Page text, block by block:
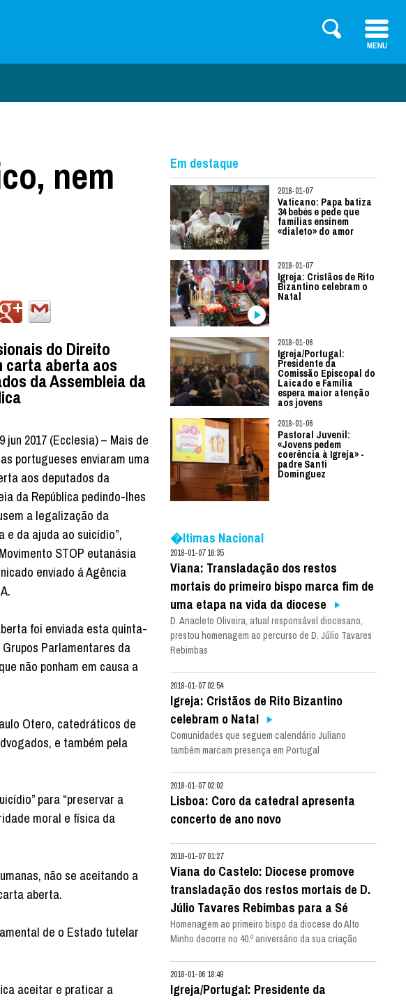
nem
do Direito
carta aberta aos
da Assembleia da
jun 2017 (Ecclesia) – Mais de
portugueses enviaram uma
aos deputados da
da República pedindo-lhes
a legalização da
e da ajuda ao suicídio”,
STOP eutanásia
enviado á Agência
foi enviada esta quinta-
Parlamentares da
não ponham em causa a
Otero, catedráticos de
e também pela
para “preservar a
moral e física da
não se aceitando a
aberta.
de o Estado tutelar
aceitar e praticar a
Em destaque
2018-01-07
Vaticano: Papa batiza
34 bebés e pede que
famílias ensinem
«dialeto» do amor
2018-01-07
Igreja: Cristãos de Rito
Bizantino celebram o
Natal
2018-01-06
Igreja/Portugal:
Presidente da
Comissão Episcopal do
Laicado e Família
espera maior atenção
aos jovens
2018-01-06
Pastoral Juvenil:
«Jovens pedem
coerência à Igreja» -
padre Santi
Dominguez
�ltimas Nacional
2018-01-07 16:35
Viana: Transladação dos restos
mortais do primeiro bispo marca fim de
uma etapa na vida da diocese
D. Anacleto Oliveira, atual responsável diocesano,
prestou homenagem ao percurso de D. Júlio Tavares
Rebimbas
2018-01-07 02:54
Igreja: Cristãos de Rito Bizantino
celebram o Natal
Comunidades que seguem calendário Juliano
também marcam presença em Portugal
2018-01-07 02:02
Lisboa: Coro da catedral apresenta
concerto de ano novo
2018-01-07 01:27
Viana do Castelo: Diocese promove
transladação dos restos mortais de D.
Júlio Tavares Rebimbas para a Sé
Homenagem ao primeiro bispo da diocese do Alto
Minho decorre no 40.º aniversário da sua criação
2018-01-06 18:49
Igreja/Portugal: Presidente da